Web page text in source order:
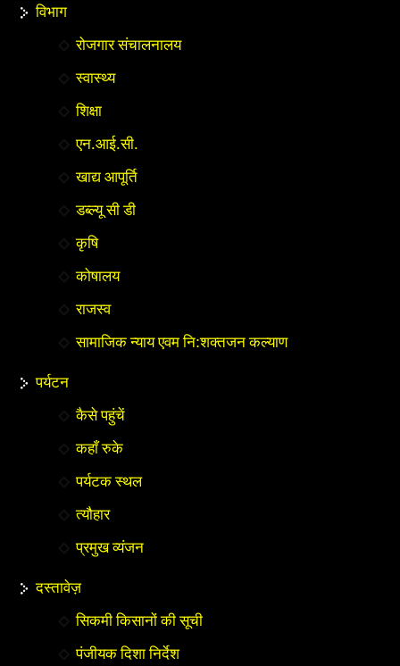
विभाग
रोजगार संचालनालय
स्वास्थ्य
शिक्षा
एन.आई.सी.
खाद्य आपूर्ति
डब्ल्यू सी डी
कृषि
कोषालय
राजस्व
सामाजिक न्याय एवम नि:शक्तजन कल्याण
पर्यटन
कैसे पहुंचें
कहाँ रुके
पर्यटक स्थल
त्यौहार
प्रमुख व्यंजन
दस्तावेज़
सिकमी किसानों की सूची
पंजीयक दिशा निर्देश